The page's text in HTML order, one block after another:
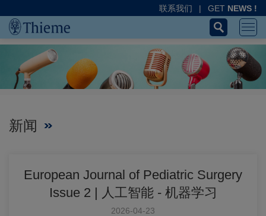
联系我们 | GET NEWS !
新闻
European Journal of Pediatric Surgery
Issue 2 | 人工智能 - 机器学习
2026-04-23